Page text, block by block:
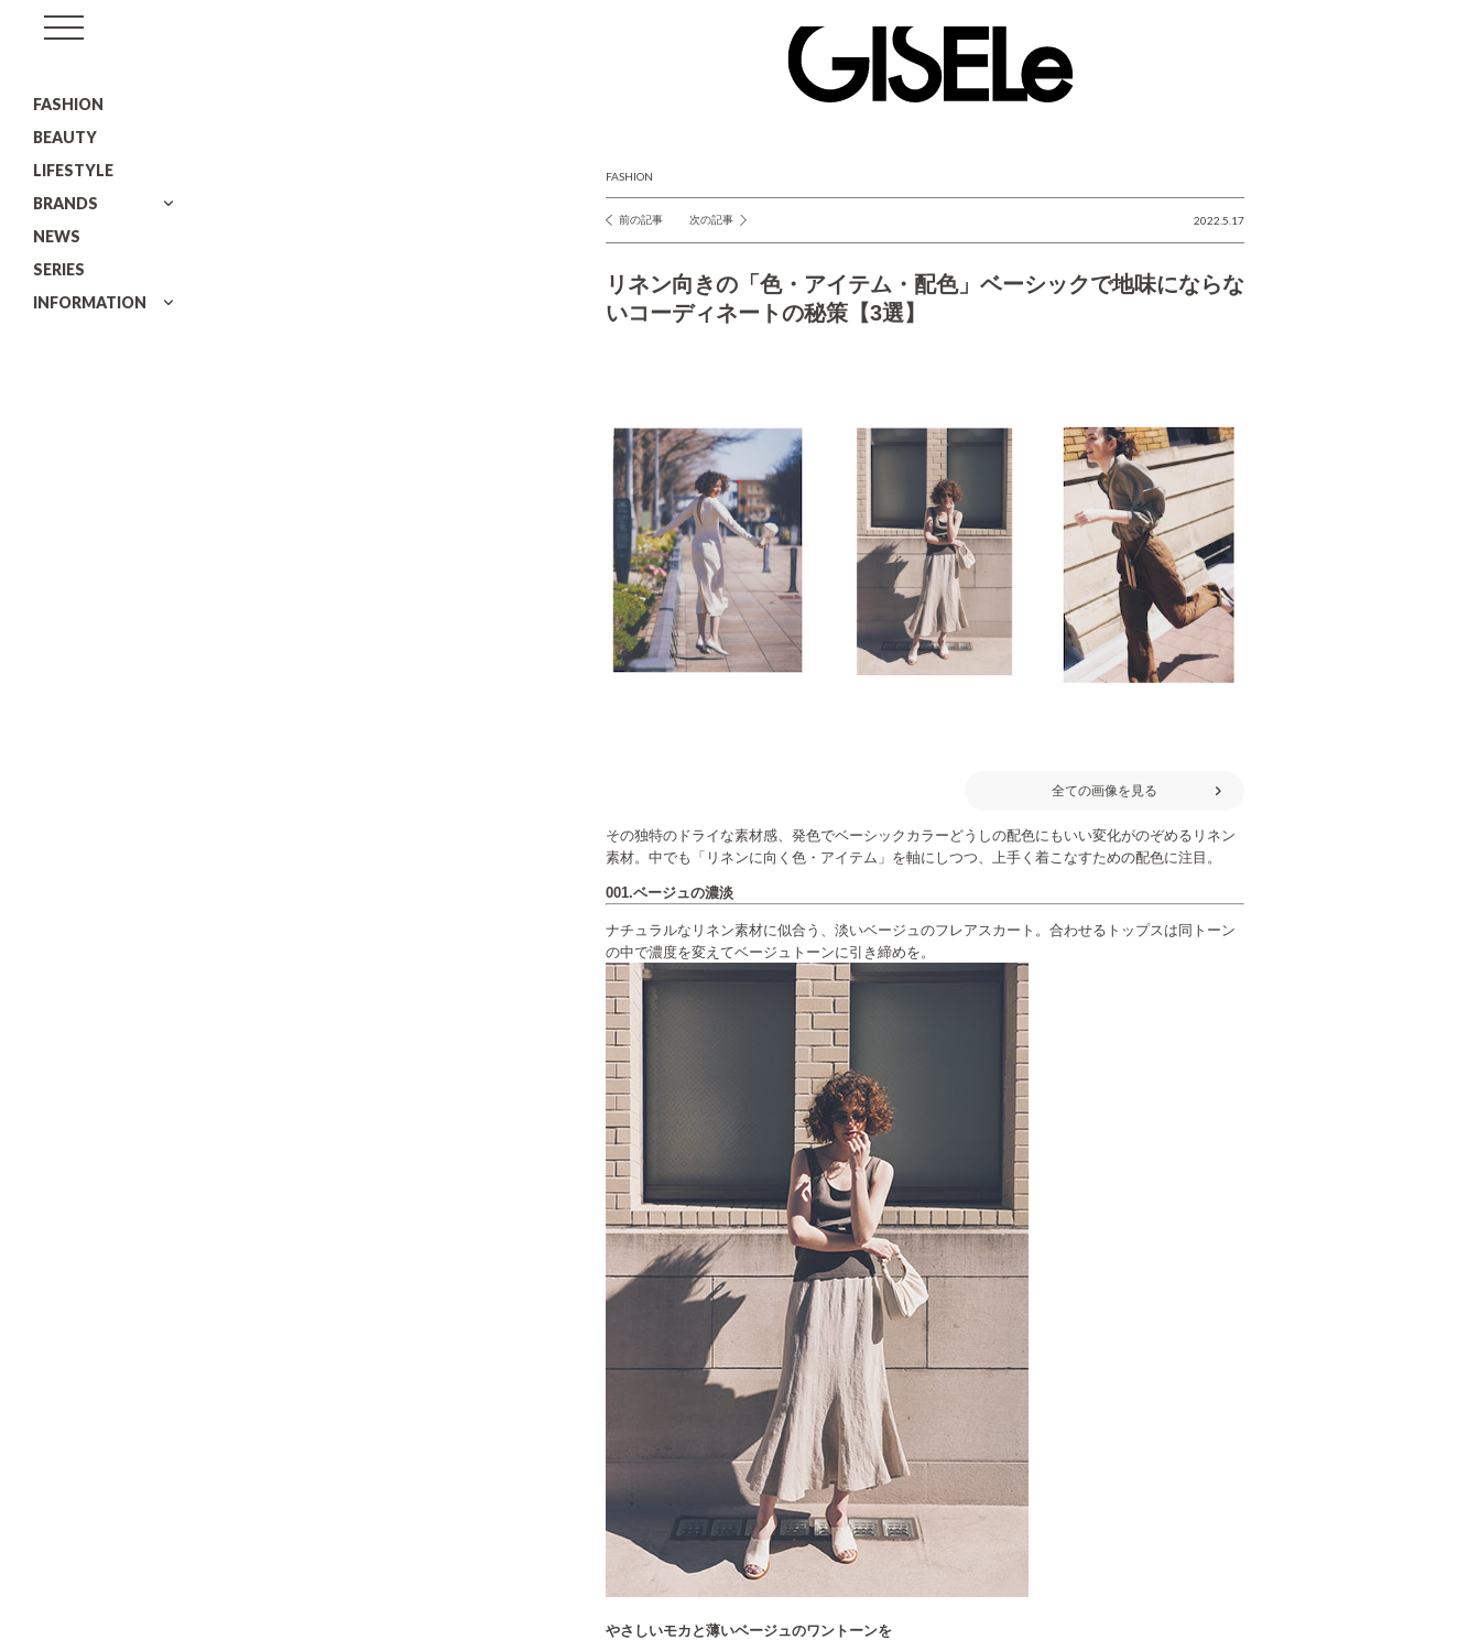
ル)
FASHION
BEAUTY
LIFESTYLE
BRANDS
NEWS
SERIES
INFORMATION
FASHION
投
ナ
ビ
シ
ョ
ン
前の記事 次の記事 2022.5.17
リネン向きの「色・アイテム・配色」ベーシックで地味にならな
いコーディネートの秘策【3選】
全ての画像を見る
その独特のドライな素材感、発色でベーシックカラーどうしの配色にもいい変化がのぞめるリネン
素材。中でも「リネンに向く色・アイテム」を軸にしつつ、上手く着こなすための配色に注目。
001.ベージュの濃淡
ナチュラルなリネン素材に似合う、淡いベージュのフレアスカート。合わせるトップスは同トーン
の中で濃度を変えてベージュトーンに引き締めを。
やさしいモカと薄いベージュのワントーンを